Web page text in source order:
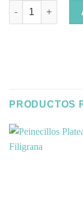
Peinecillos 3
PRODUCTOS